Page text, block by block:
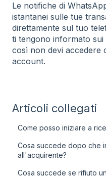
Le notifiche di
istantanei sulle tue
direttamente sul tuo
ti tengono informato
così non devi accedere
account.
Articoli collegati
Come posso iniziare a
Cosa succede dopo che
all'acquirente?
Cosa succede se rifiuto